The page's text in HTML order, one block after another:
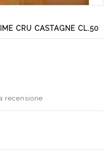
CRU CASTAGNE CL.50
recensione